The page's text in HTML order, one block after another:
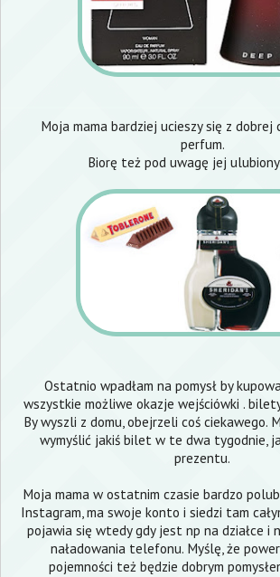
Moja mama bardziej ucieszy się z dobrej
perfum.
Biorę też pod uwagę jej
Ostatnio wpadłam na pomysł by
wszystkie możliwe okazje wejściówki .
By wyszli z domu, obejrzeli coś ciekawego.
wymyślić jakiś bilet w te dwa tygodnie,
prezentu.
Moja mama w ostatnim czasie bardzo
Instagram, ma swoje konto i siedzi tam
pojawia się wtedy gdy jest np na działce i
naładowania telefonu. Myślę, że
pojemności też będzie dobrym